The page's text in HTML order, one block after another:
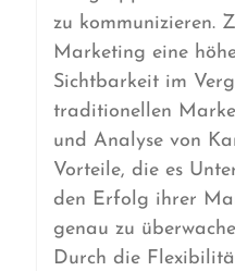
zu kommunizieren.
Marketing eine
Sichtbarkeit im
traditionellen
und Analyse von
Vorteile, die es
den Erfolg ihrer
genau zu
Durch die